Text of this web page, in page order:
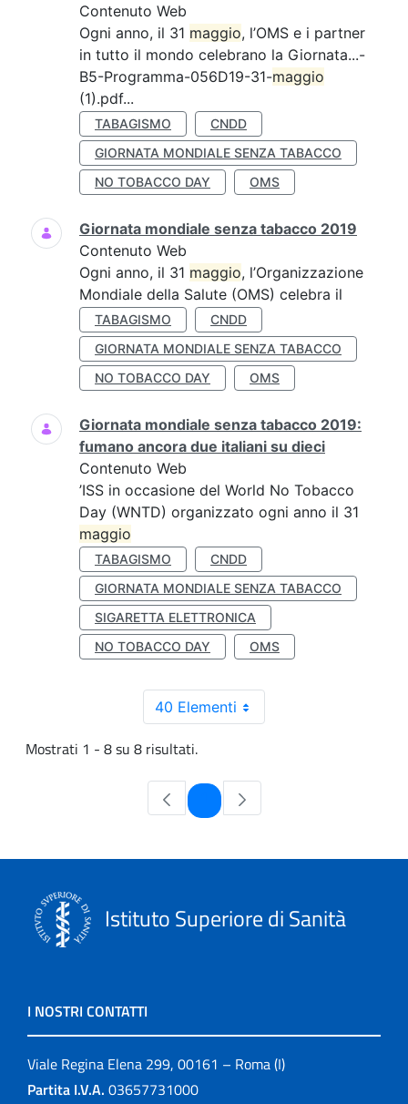
Contenuto Web
Ogni anno, il 31 maggio, l’OMS e i partner
in tutto il mondo celebrano la Giornata...-
B5-Programma-056D19-31-maggio
(1).pdf...
TABAGISMO
CNDD
GIORNATA MONDIALE SENZA TABACCO
NO TOBACCO DAY
OMS
Giornata mondiale senza tabacco 2019
Contenuto Web
Ogni anno, il 31 maggio, l’Organizzazione
Mondiale della Salute (OMS) celebra il
TABAGISMO
CNDD
GIORNATA MONDIALE SENZA TABACCO
NO TOBACCO DAY
OMS
Giornata mondiale senza tabacco 2019:
fumano ancora due italiani su dieci
Contenuto Web
’ISS in occasione del World No Tobacco
Day (WNTD) organizzato ogni anno il 31
maggio
TABAGISMO
CNDD
GIORNATA MONDIALE SENZA TABACCO
SIGARETTA ELETTRONICA
NO TOBACCO DAY
OMS
40 Elementi
Mostrati 1 - 8 su 8 risultati.
Pagina
Istituto Superiore di Sanità
I NOSTRI CONTATTI
Viale Regina Elena 299, 00161 – Roma (I)
Partita I.V.A. 03657731000